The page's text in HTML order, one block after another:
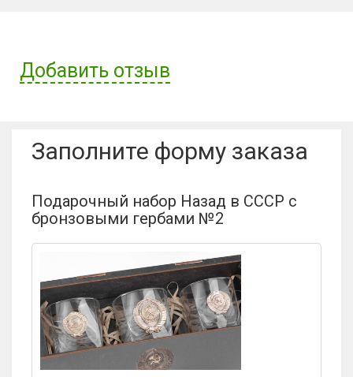
Добавить отзыв
Заполните форму заказа
Подарочный набор Назад в СССР с
бронзовыми гербами №2